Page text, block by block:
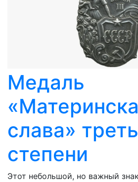
Медаль
слава»
степени
Этот небольшой, но важный